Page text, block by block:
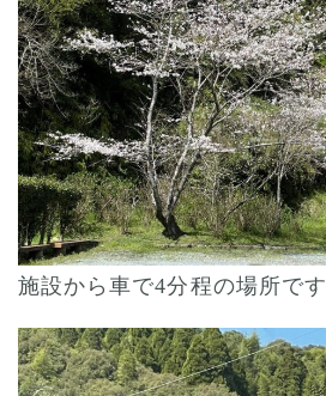
施設から車で4分程の場所です